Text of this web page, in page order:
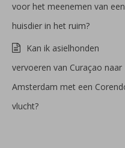
voor het meenemen van een
huisdier in het ruim?
Kan ik asielhonden
vervoeren van Curaçao naar
Amsterdam met een
vlucht?